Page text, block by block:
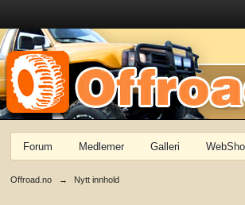
Forum Medlemer Galleri
Offroad.no → Nytt innhold